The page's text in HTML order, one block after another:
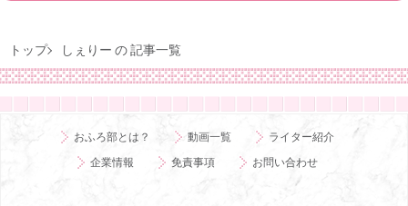
トップ しぇりー の 記事一覧
おふろ部とは？ 動画一覧
ライター紹介
企業情報
免責事項 お問い合わせ